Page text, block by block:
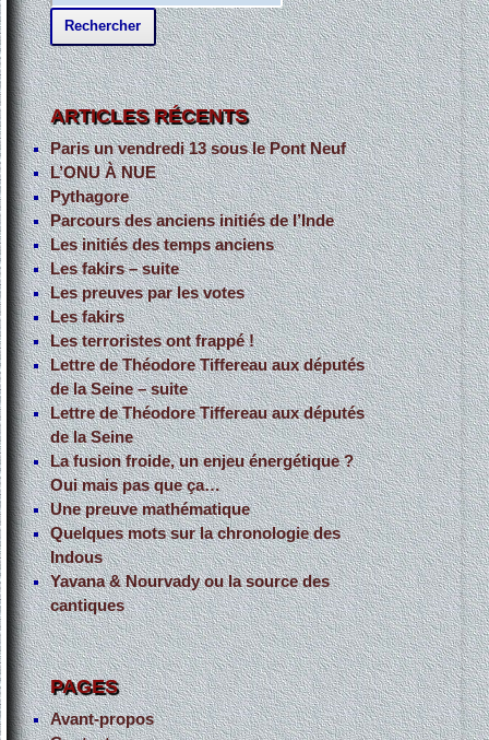
e
c
h
e
r
c
h
e
r
:
ARTICLES RÉCENTS
Paris un vendredi 13 sous le Pont Neuf
L’ONU À NUE
Pythagore
Parcours des anciens initiés de l’Inde
Les initiés des temps anciens
Les fakirs – suite
Les preuves par les votes
Les fakirs
Les terroristes ont frappé !
Lettre de Théodore Tiffereau aux députés
de la Seine – suite
Lettre de Théodore Tiffereau aux députés
de la Seine
La fusion froide, un enjeu énergétique ?
Oui mais pas que ça…
Une preuve mathématique
Quelques mots sur la chronologie des
Indous
Yavana & Nourvady ou la source des
cantiques
PAGES
Avant-propos